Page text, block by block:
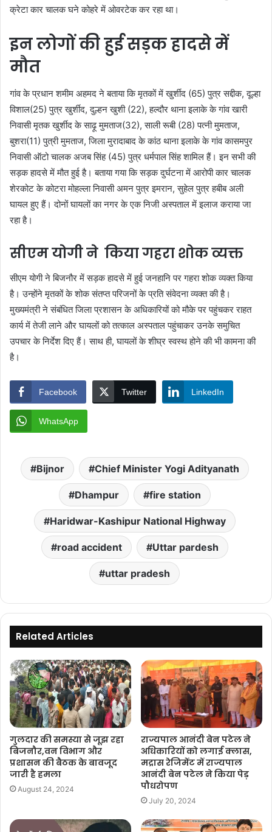
क्रेटा कार चालक घने कोहरे में ओवरटेक कर रहा था।
इन लोगों की हुई सड़क हादसे में
मौत
गांव के प्रधान शमीम अहमद ने बताया कि मृतकों में खुर्शीद (65) पुत्र सद्दीक, दूल्हा
विशाल(25) पुत्र खुर्शीद, दुल्हन खुशी (22), हल्दौर थाना इलाके के गांव खारी
निवासी मृतक खुर्शीद के साढ़ू मुमताज(32), साली रूबी (28) पत्नी मुमताज,
बुशरा(11) पुत्री मुमताज, जिला मुरादाबाद के कांठ थाना इलाके के गांव कासमपुर
निवासी ऑटो चालक अजब सिंह (45) पुत्र धर्मपाल सिंह शामिल हैं। इन सभी की
सड़क हादसे में मौत हुई है। बताया गया कि सड़क दुर्घटना में आरोपी कार चालक
शेरकोट के कोटरा मोहल्ला निवासी अमन पुत्र इमरान, सुहेल पुत्र हबीब अली
घायल हुए हैं। दोनों घायलों का नगर के एक निजी अस्पताल में इलाज कराया जा
रहा है।
सीएम योगी ने किया गहरा शोक व्यक्त
सीएम योगी ने बिजनौर में सड़क हादसे में हुई जनहानि पर गहरा शोक व्यक्त किया
है। उन्होंने मृतकों के शोक संतप्त परिजनों के प्रति संवेदना व्यक्त की है।
मुख्यमंत्री ने संबंधित जिला प्रशासन के अधिकारियों को मौके पर पहुंचकर राहत
कार्य में तेजी लाने और घायलों को तत्काल अस्पताल पहुंचाकर उनके समुचित
उपचार के निर्देश दिए हैं। साथ ही, घायलों के शीघ्र स्वस्थ होने की भी कामना की
है।
Facebook Twitter LinkedIn
WhatsApp
Bijnor Chief Minister Yogi Adityanath
Dhampur fire station
Haridwar-Kashipur National Highway
road accident Uttar pardesh
uttar pradesh
Related Articles
गुलदार की समस्या से जूझ रहा
बिजनौर,वन विभाग और
प्रशासन की बैठक के बावजूद
जारी है हमला
August 24, 2024
राज्यपाल आनंदी बेन पटेल ने
अधिकारियों को लगाई क्लास,
मद्रास रेजिमेंट में राज्यपाल
आनंदी बेन पटेल ने किया पेड़
पौधरोपण
July 20, 2024